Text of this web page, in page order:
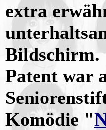
extra
Bildschirm.
Patent war
Komödie "